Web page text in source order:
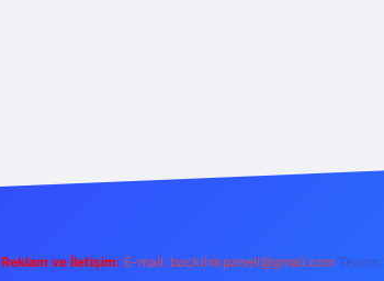
Reklam ve İletişim: E-mail: backlinkpaneli@gmail.com Teams: